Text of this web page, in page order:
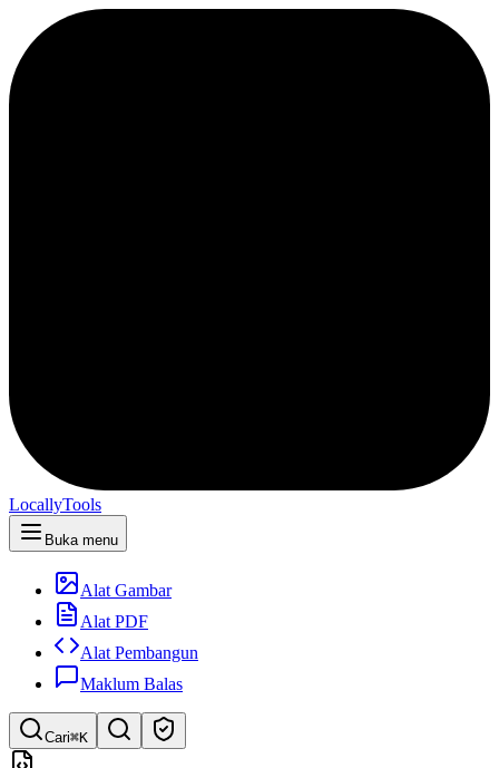
LocallyTools
Buka menu
Alat Gambar
Alat PDF
Alat Pembangun
Maklum Balas
Cari⌘K